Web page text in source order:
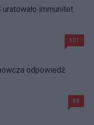
uratowało immunitet
101
odpowiedź
88